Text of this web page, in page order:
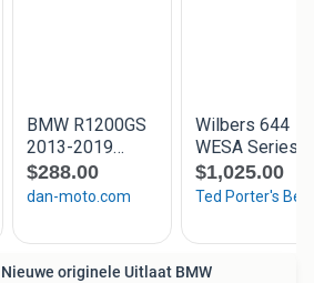
Nieuwe originele Uitlaat BMW